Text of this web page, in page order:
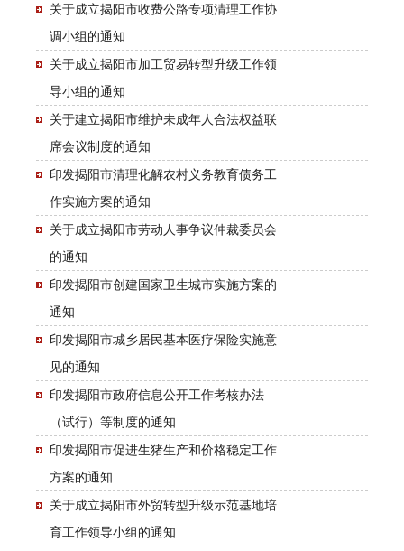
关于成立揭阳市收费公路专项清理工作协
调小组的通知
关于成立揭阳市加工贸易转型升级工作领
导小组的通知
关于建立揭阳市维护未成年人合法权益联
席会议制度的通知
印发揭阳市清理化解农村义务教育债务工
作实施方案的通知
关于成立揭阳市劳动人事争议仲裁委员会
的通知
印发揭阳市创建国家卫生城市实施方案的
通知
印发揭阳市城乡居民基本医疗保险实施意
见的通知
印发揭阳市政府信息公开工作考核办法
（试行）等制度的通知
印发揭阳市促进生猪生产和价格稳定工作
方案的通知
关于成立揭阳市外贸转型升级示范基地培
育工作领导小组的通知